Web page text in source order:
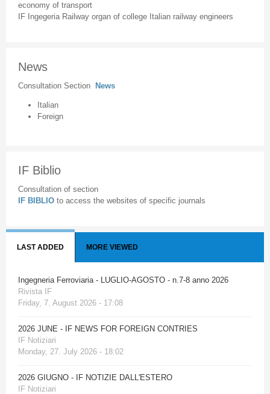
economy of transport
IF Ingegeria Railway organ of college Italian railway engineers
News
Consultation Section News
Italian
Foreign
IF Biblio
Consultation of section
IF BIBLIO to access the websites of specific journals
LAST ADDED MORE VIEWED
Ingegneria Ferroviaria - LUGLIO-AGOSTO - n.7-8 anno 2026
Rivista IF
Friday, 7. August 2026 - 17:08
2026 JUNE - IF NEWS FOR FOREIGN CONTRIES
IF Notiziari
Monday, 27. July 2026 - 18:02
2026 GIUGNO - IF NOTIZIE DALL'ESTERO
IF Notiziari